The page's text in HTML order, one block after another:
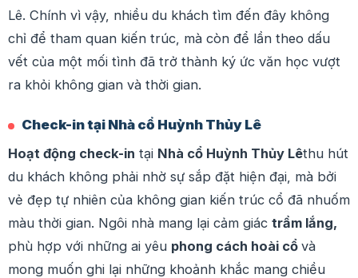
Lê. Chính vì vậy, nhiều du khách tìm đến đây không
chỉ để tham quan kiến trúc, mà còn để lần theo dấu
vết của một mối tình đã trở thành ký ức văn học vượt
ra khỏi không gian và thời gian.
Check-in tại Nhà cổ Huỳnh Thủy Lê
Hoạt động check-in tại Nhà cổ Huỳnh Thủy Lêthu hút
du khách không phải nhờ sự sắp đặt hiện đại, mà bởi
vẻ đẹp tự nhiên của không gian kiến trúc cổ đã nhuốm
màu thời gian. Ngôi nhà mang lại cảm giác trầm lắng,
phù hợp với những ai yêu phong cách hoài cổ và
mong muốn ghi lại những khoảnh khắc mang chiều